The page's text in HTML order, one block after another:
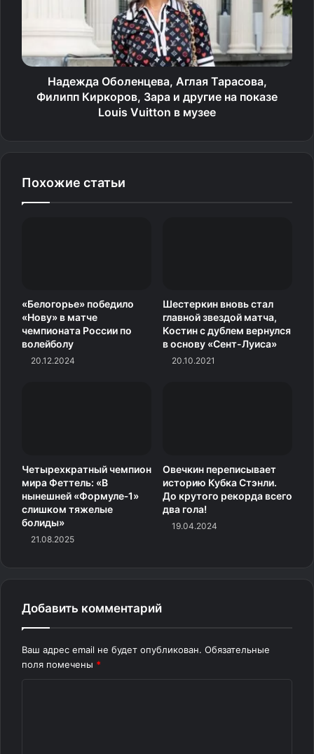
7. Россия (Григорий Тарасевич, Кирилл Пригода,
Арина Суркова и Мария Каменева) — 3.43,73
Источник
Надежда Оболенцева, Аглая Тарасова,
Филипп Киркоров, Зара и другие на показе
Louis Vuitton в музее
Похожие статьи
«Белогорье» победило
«Нову» в матче
чемпионата России по
волейболу
20.12.2024
Шестеркин вновь стал
главной звездой матча,
Костин с дублем вернулся
в основу «Сент-Луиса»
20.10.2021
Четырехкратный чемпион
мира Феттель: «В
нынешней «Формуле‑1»
слишком тяжелые
болиды»
21.08.2025
Овечкин переписывает
историю Кубка Стэнли.
До крутого рекорда всего
два гола!
19.04.2024
Добавить комментарий
Ваш адрес email не будет опубликован. Обязательные
поля помечены *